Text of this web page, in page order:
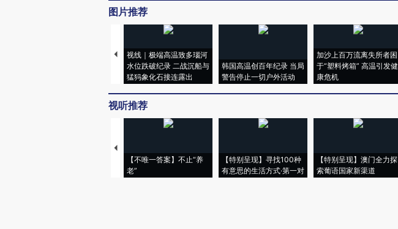
图片推荐
视线｜极端高温致多瑙河
水位跌破纪录 二战沉船与
猛犸象化石接连露出
韩国高温创百年纪录 当局
警告停止一切户外活动
加沙上百万流离失所者困
于“塑料烤箱” 高温引发健
康危机
视听推荐
【不唯一答案】不止“养
老”
【特别呈现】寻找100种
有意思的生活方式·第一对
【特别呈现】澳门全力探
索葡语国家新渠道